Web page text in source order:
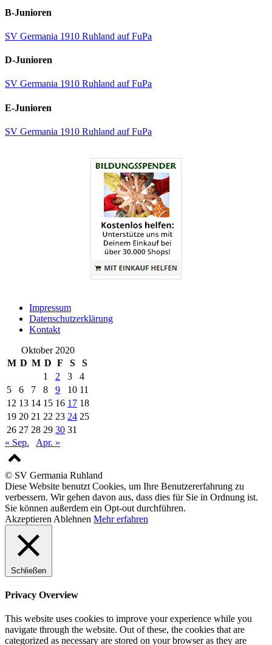
B-Junioren
SV Germania 1910 Ruhland auf FuPa
D-Junioren
SV Germania 1910 Ruhland auf FuPa
E-Junioren
SV Germania 1910 Ruhland auf FuPa
Impressum
Datenschutzerklärung
Kontakt
Oktober 2020
M D M D F S
S
1
2 3
4
5
6 7 8 9 10 11
12 13 14 15 16 17 18
19 20 21 22 23 24 25
26 27 28 29 30 31
« Sep.
Apr. »
© SV Germania Ruhland
Diese Website benutzt Cookies, um Ihre Benutzererfahrung zu
verbessern. Wir gehen davon aus, dass dies für Sie in Ordnung ist.
Sie können außerdem ein Opt-out durchführen.
Akzeptieren Ablehnen Mehr erfahren
Schließen
Privacy Overview
This website uses cookies to improve your experience while you
navigate through the website. Out of these, the cookies that are
categorized as necessary are stored on your browser as they are